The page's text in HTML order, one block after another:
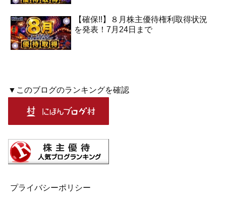
【確保!!】８月株主優待権利取得状況
を発表！7月24日まで
▼このブログのランキングを確認
プライバシーポリシー